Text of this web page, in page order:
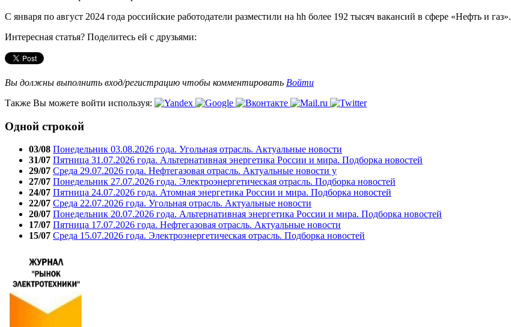
С января по август 2024 года российские работодатели разместили на hh более 192 тысяч вакансий в сфере «Нефть и газ».
Интересная статья? Поделитесь ей с друзьями:
Вы должны выполнить вход/регистрацию чтобы комментировать Войти
Также Вы можете войти используя:
Одной строкой
03/08 Понедельник 03.08.2026 года. Угольная отрасль. Актуальные новости
31/07 Пятница 31.07.2026 года. Альтернативная энергетика России и мира. Подборка новостей
29/07 Среда 29.07.2026 года. Нефтегазовая отрасль. Актуальные новости у
27/07 Понедельник 27.07.2026 года. Электроэнергетическая отрасль. Подборка новостей
24/07 Пятница 24.07.2026 года. Атомная энергетика России и мира. Подборка новостей
22/07 Среда 22.07.2026 года. Угольная отрасль. Актуальные новости
20/07 Понедельник 20.07.2026 года. Альтернативная энергетика России и мира. Подборка новостей
17/07 Пятница 17.07.2026 года. Нефтегазовая отрасль. Актуальные новости
15/07 Среда 15.07.2026 года. Электроэнергетическая отрасль. Подборка новостей